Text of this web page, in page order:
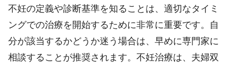
不妊の定義や診断基準を知ることは、適切なタイミ
ングでの治療を開始するために非常に重要です。自
分が該当するかどうか迷う場合は、早めに専門家に
相談することが推奨されます。不妊治療は、夫婦双